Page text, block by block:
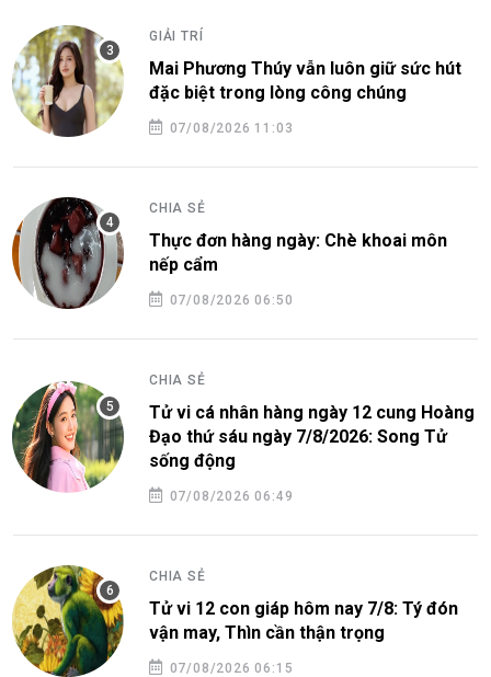
GIẢI TRÍ
Mai Phương Thúy vẫn luôn giữ sức hút
đặc biệt trong lòng công chúng
07/08/2026 11:03
CHIA SẺ
Thực đơn hàng ngày: Chè khoai môn
nếp cẩm
07/08/2026 06:50
CHIA SẺ
Tử vi cá nhân hàng ngày 12 cung Hoàng
Đạo thứ sáu ngày 7/8/2026: Song Tử
sống động
07/08/2026 06:49
CHIA SẺ
Tử vi 12 con giáp hôm nay 7/8: Tý đón
vận may, Thìn cần thận trọng
07/08/2026 06:15